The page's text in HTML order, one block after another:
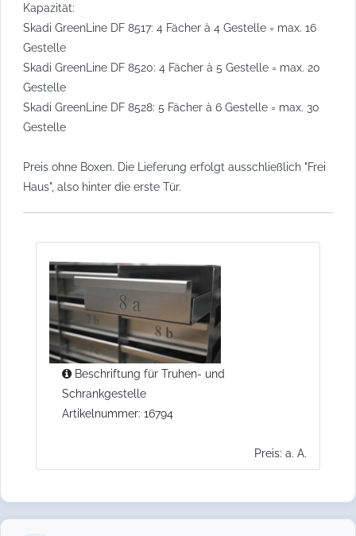
Kapazität:
Skadi GreenLine DF 8517: 4 Fächer à 4 Gestelle = max. 16
Gestelle
Skadi GreenLine DF 8520: 4 Fächer à 5 Gestelle = max. 20
Gestelle
Skadi GreenLine DF 8528: 5 Fächer à 6 Gestelle = max. 30
Gestelle
Preis ohne Boxen. Die Lieferung erfolgt ausschließlich "Frei
Haus", also hinter die erste Tür.
Beschriftung für Truhen- und
Schrankgestelle
Artikelnummer: 16794
Preis: a. A.